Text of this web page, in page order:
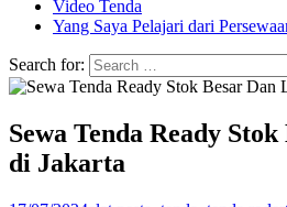
Video Tenda
Yang Saya Pelajari dari
Search for:
Sewa Tenda Ready
di Jakarta